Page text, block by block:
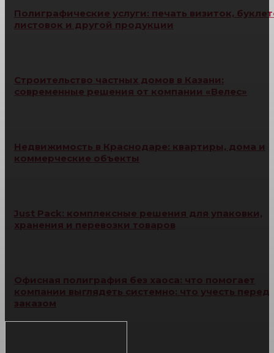
Полиграфические услуги: печать визиток,
листовок и другой продукции
Строительство частных домов в Казани:
современные решения от компании «Велес»
Недвижимость в Краснодаре: квартиры, дома и
коммерческие объекты
Just Pack: комплексные решения для упаковки,
хранения и перевозки товаров
Офисная полиграфия без хаоса: что помогает
компании выглядеть системно: что учесть перед
заказом